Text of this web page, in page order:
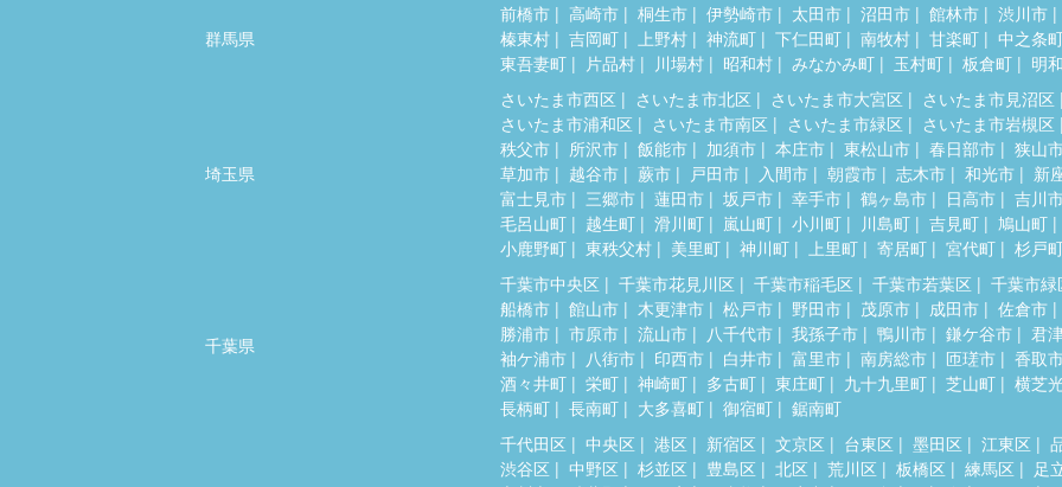
群馬県
前橋市 高崎市 桐生市 伊勢崎市 太田市 沼田市 館林市
渋川市
榛東村
吉岡町 上野村 神流町 下仁田町 南牧村 甘楽町
中之条
東吾妻町
片品村 川場村 昭和村 みなかみ町 玉村町 板倉町 明
埼玉県
さいたま市西区 さいたま市北区 さいたま市大宮区
さいたま市見沼区
さいたま市浦和区
さいたま市南区 さいたま市緑区
さいたま市岩槻区
秩父市
所沢市 飯能市 加須市 本庄市 東松山市 春日部市
狭山
草加市
越谷市 蕨市 戸田市 入間市 朝霞市 志木市 和光市
新
富士見市
三郷市 蓮田市 坂戸市 幸手市 鶴ヶ島市 日高市
吉川
毛呂山町
越生町 滑川町 嵐山町 小川町 川島町 吉見町
鳩山町
小鹿野町
東秩父村 美里町 神川町 上里町 寄居町 宮代町 杉戸
千葉県
千葉市中央区 千葉市花見川区 千葉市稲毛区 千葉市若葉区
千葉市緑
船橋市
館山市 木更津市 松戸市 野田市 茂原市 成田市
佐倉市
勝浦市
市原市 流山市 八千代市 我孫子市 鴨川市 鎌ケ谷市
君
袖ケ浦市
八街市 印西市 白井市 富里市 南房総市 匝瑳市
香取
酒々井町
栄町 神崎町 多古町 東庄町 九十九里町 芝山町
横芝
長柄町
長南町 大多喜町 御宿町
鋸南町
千代田区
中央区 港区 新宿区 文京区 台東区 墨田区 江東区
渋谷区
中野区 杉並区 豊島区 北区 荒川区 板橋区 練馬区
足